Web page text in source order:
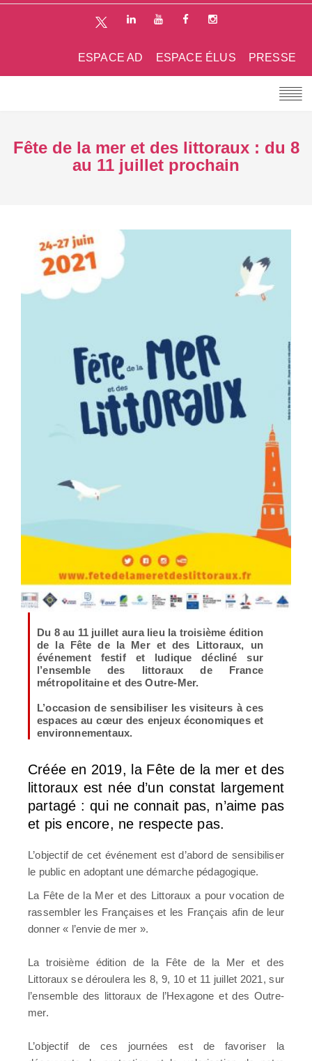
PRESSE
ESPACE ÉLUS
ESPACE AD
Fête de la mer et des littoraux : du 8
au 11 juillet prochain
Du 8 au 11 juillet aura lieu la troisième édition
de la Fête de la Mer et des Littoraux, un
événement festif et ludique décliné sur
l’ensemble des littoraux de France
métropolitaine et des Outre-Mer.
L’occasion de sensibiliser les visiteurs à ces
espaces au cœur des enjeux économiques et
environnementaux.
Créée en 2019, la Fête de la mer et des
littoraux est née d’un constat largement
partagé : qui ne connait pas, n’aime pas
et pis encore, ne respecte pas.
L’objectif de cet événement est d’abord de sensibiliser
le public en adoptant une démarche pédagogique.
La Fête de la Mer et des Littoraux a pour vocation de
rassembler les Françaises et les Français afin de leur
donner « l’envie de mer ».
La troisième édition de la Fête de la Mer et des
Littoraux se déroulera les 8, 9, 10 et 11 juillet 2021, sur
l’ensemble des littoraux de l’Hexagone et des Outre-
mer.
L’objectif de ces journées est de favoriser la